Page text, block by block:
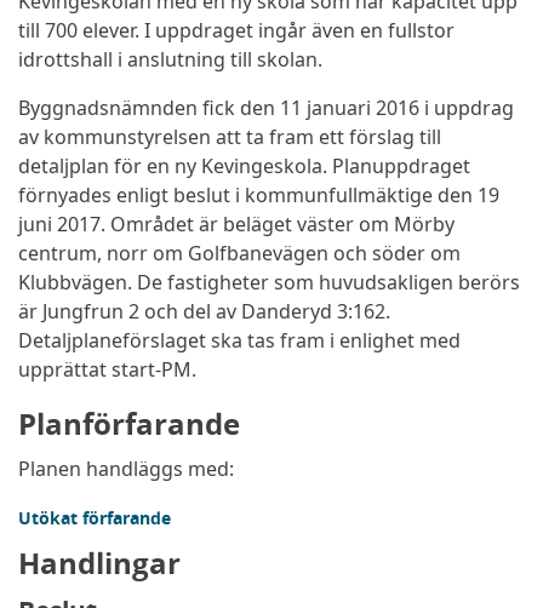
till 700 elever. I uppdraget ingår även en fullstor
idrottshall i anslutning till skolan.
Byggnadsnämnden fick den 11 januari 2016 i uppdrag
av kommunstyrelsen att ta fram ett förslag till
detaljplan för en ny Kevingeskola. Planuppdraget
förnyades enligt beslut i kommunfullmäktige den 19
juni 2017. Området är beläget väster om Mörby
centrum, norr om Golfbanevägen och söder om
Klubbvägen. De fastigheter som huvudsakligen berörs
är Jungfrun 2 och del av Danderyd 3:162.
Detaljplaneförslaget ska tas fram i enlighet med
upprättat start-PM.
Planförfarande
Planen handläggs med:
Utökat förfarande
Handlingar